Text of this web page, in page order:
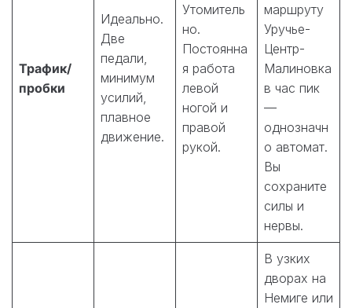
Трафик/
пробки
Идеально.
Две
педали,
минимум
усилий,
плавное
движение.
Утомитель
но.
Постоянна
я работа
левой
ногой и
правой
рукой.
маршруту
Уручье-
Центр-
Малиновка
в час пик
—
однозначн
о автомат.
Вы
сохраните
силы и
нервы.
В узких
дворах на
Немиге или